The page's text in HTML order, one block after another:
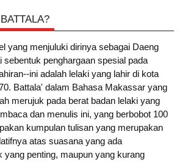
yang menjuluki dirinya sebagai Daeng
sebentuk penghargaan spesial pada
ini adalah lelaki yang lahir di kota
Battala' dalam Bahasa Makassar yang
merujuk pada berat badan lelaki yang
dan menulis ini, yang berbobot 100
kumpulan tulisan yang merupakan
atas suasana yang ada
yang penting, maupun yang kurang